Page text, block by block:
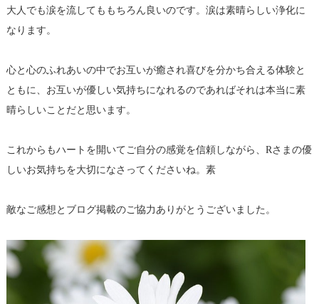
大人でも涙を流してももちろん良いのです。涙は素晴らしい浄化に
なります。
心と心のふれあいの中でお互いが癒され喜びを分かち合える体験と
ともに、お互いが優しい気持ちになれるのであればそれは本当に素
晴らしいことだと思います。
これからもハートを開いてご自分の感覚を信頼しながら、Rさまの優
しいお気持ちを大切になさってくださ いね。素
敵なご感想とブログ掲載のご協力ありがとうございました。